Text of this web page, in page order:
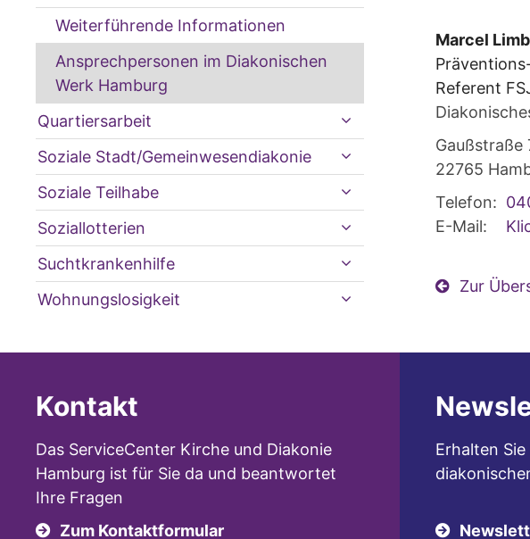
Marcel
Referent
Gaußstraße
22765
Telefon:
E-Mail:
Zur
Weiterführende Informationen
Ansprechpersonen im Diakonischen
Werk Hamburg
Quartiersarbeit
Soziale Stadt/Gemeinwesendiakonie
Soziale Teilhabe
Soziallotterien
Suchtkrankenhilfe
Wohnungslosigkeit
Kontakt
Das ServiceCenter Kirche und Diakonie
Hamburg ist für Sie da und beantwortet
Ihre Fragen
Zum Kontaktformular
Erhalten